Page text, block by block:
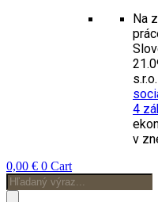
Na
4
v
0,00 € 0 Cart
Products
search